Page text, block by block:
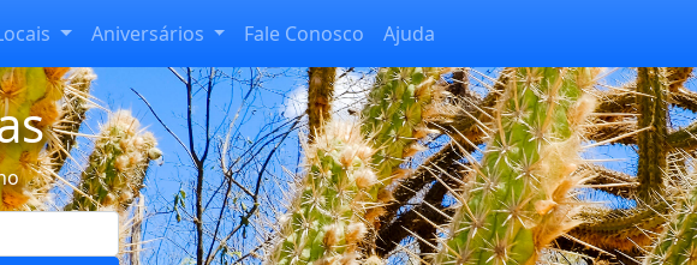
Aniversários Fale Conosco Ajuda